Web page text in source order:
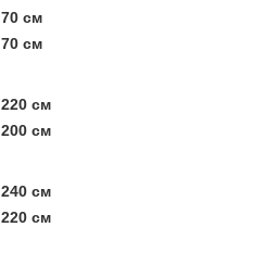
70 см
70 см
220 см
200 см
240 см
220 см